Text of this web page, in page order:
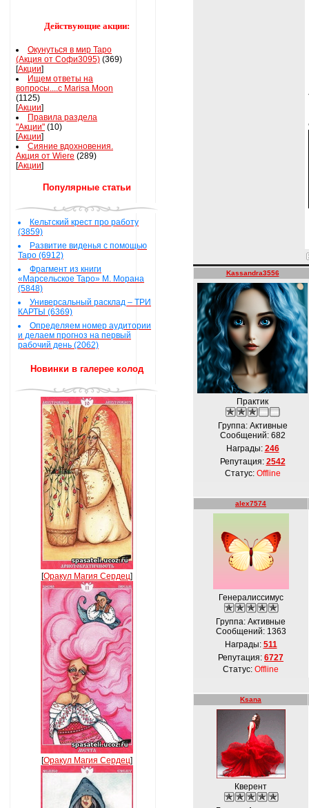
Действующие акции:
Окунуться в мир Таро
(Акция от Софи3095) (369)
[Акции]
Ищем ответы на
вопросы....с Marisa Moon
(1125)
[Акции]
Правила раздела
"Акции" (10)
[Акции]
Сияние вдохновения.
Акция от Wiere (289)
[Акции]
Популярные статьи
Кельтский крест про работу
(3859)
Развитие виденья с помощью
Таро (6912)
Фрагмент из книги
«Марсельское Таро» М. Морана
(5848)
Универсальный расклад – ТРИ
КАРТЫ (6369)
Определяем номер аудитории
и делаем прогноз на первый
рабочий день (2062)
Новинки в галерее колод
[Оракул Магия Сердец]
[Оракул Магия Сердец]
Kassandra3556
Практик
Группа: Активные
Сообщений: 682
Награды: 246
Репутация: 2542
Статус: Offline
alex7574
Генералиссимус
Группа: Активные
Сообщений: 1363
Награды: 511
Репутация: 6727
Статус: Offline
Ksana
Кверент